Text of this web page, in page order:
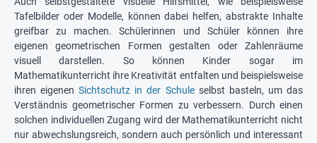
Tafelbilder oder Modelle, können dabei helfen, abstrakte Inhalte
greifbar zu machen. Schülerinnen und Schüler können ihre
eigenen geometrischen Formen gestalten oder Zahlenräume
visuell darstellen. So können Kinder sogar im
Mathematikunterricht ihre Kreativität entfalten und beispielsweise
ihren eigenenSichtschutz in der Schuleselbst basteln, um das
Verständnis geometrischer Formen zu verbessern. Durch einen
solchen individuellen Zugang wird der Mathematikunterricht nicht
nur abwechslungsreich, sondern auch persönlich und interessant